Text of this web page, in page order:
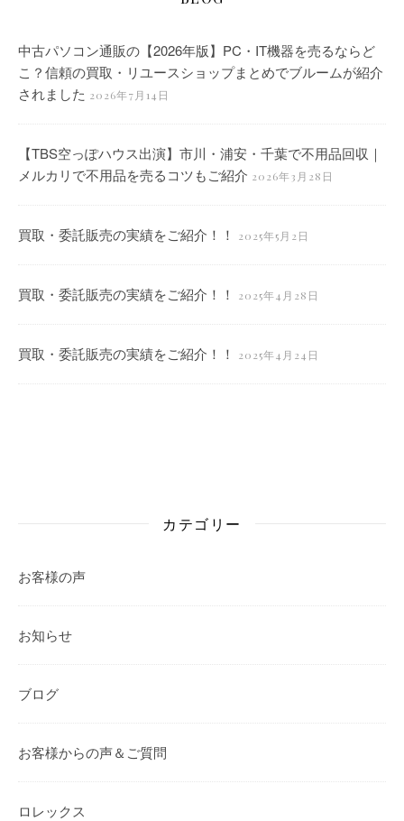
中古パソコン通販の【2026年版】PC・IT機器を売るならど
こ？信頼の買取・リユースショップまとめでブルームが紹介
されました 2026年7月14日
【TBS空っぽハウス出演】市川・浦安・千葉で不用品回収｜
メルカリで不用品を売るコツもご紹介 2026年3月28日
買取・委託販売の実績をご紹介！！ 2025年5月2日
買取・委託販売の実績をご紹介！！ 2025年4月28日
買取・委託販売の実績をご紹介！！ 2025年4月24日
カテゴリー
お客様の声
お知らせ
ブログ
お客様からの声＆ご質問
ロレックス